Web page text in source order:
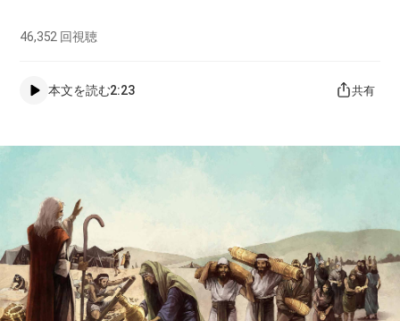
46,352 回視聴
本文を読む2:23 共有